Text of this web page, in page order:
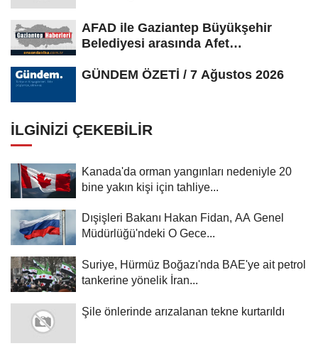
AFAD ile Gaziantep Büyükşehir
Belediyesi arasında Afet
GÜNDEM ÖZETİ / 7 Ağustos 2026
İLGINIZI ÇEKEBILIR
Kanada'da orman yangınları nedeniyle 20
bine yakın kişi için tahliye...
Dışişleri Bakanı Hakan Fidan, AA Genel
Müdürlüğü'ndeki O Gece...
Suriye, Hürmüz Boğazı'nda BAE'ye ait petrol
tankerine yönelik İran...
Şile önlerinde arızalanan tekne kurtarıldı